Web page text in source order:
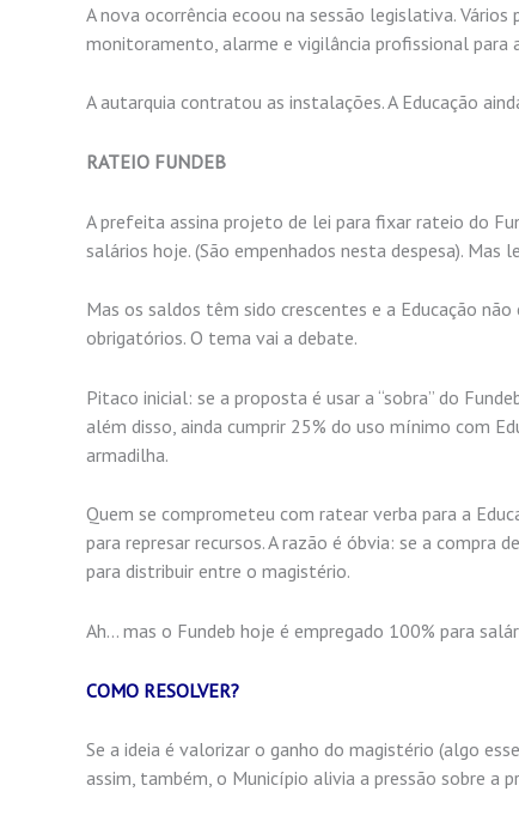
A nova ocorrência ecoou na sessão legislativa.
monitoramento, alarme e vigilância profissional para
A autarquia contratou as instalações. A Educação
RATEIO FUNDEB
A prefeita assina projeto de lei para fixar rateio do
salários hoje. (São empenhados nesta despesa).
Mas os saldos têm sido crescentes e a Educação
obrigatórios. O tema vai a debate.
Pitaco inicial: se a proposta é usar a “sobra” do
além disso, ainda cumprir 25% do uso mínimo com
armadilha.
Quem se comprometeu com ratear verba para a
para represar recursos. A razão é óbvia: se a compra
para distribuir entre o magistério.
Ah… mas o Fundeb hoje é empregado 100% para
COMO RESOLVER?
Se a ideia é valorizar o ganho do magistério (algo
assim, também, o Município alivia a pressão sobre a